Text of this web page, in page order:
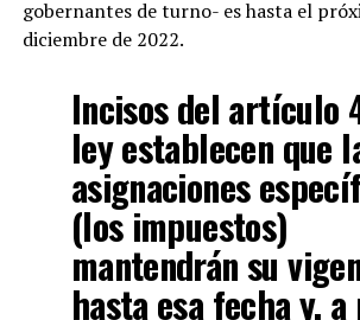
gobernantes de turno- es hasta el
diciembre de 2022.
Incisos del artículo
ley establecen que
asignaciones
(los impuestos)
mantendrán su
hasta esa fecha y,